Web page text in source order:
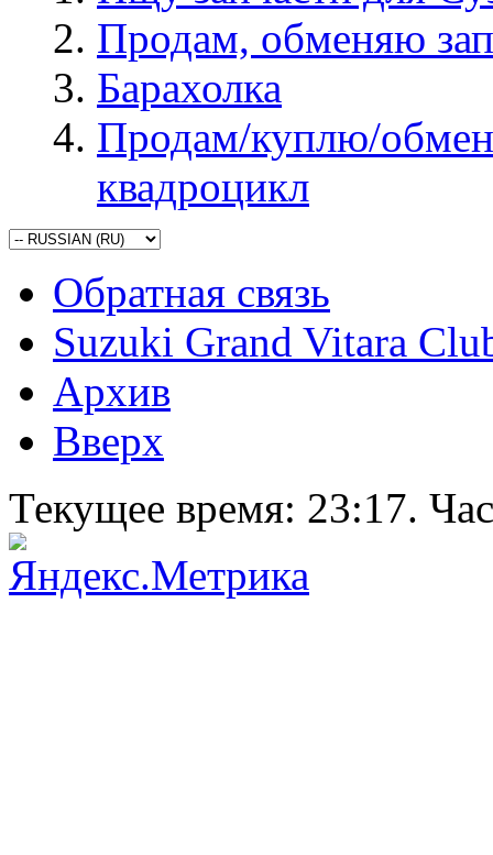
Продам, обменяю
Барахолка
Продам/куплю/
квадроцикл
Обратная связь
Suzuki Grand Vitara
Архив
Вверх
Текущее время: 23:17.